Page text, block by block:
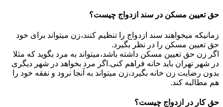
حق تعیین مسکن در سند ازدواج چیست؟
زمانیکه میخواهند سند ازدواج را تنظیم کنند،زن میتواند برای خود
حق تعیین مسکن را در نظر بگیرد.
اگر زن حق تعیین مسکن داشته باشد،میتواند به مرد بگوید که مثلا
در شهر تهران باید خانه فراهم کنی.اگر مرد بخواهد در شهر دیگری
بدون رضایت زن خانه بگیرد،زن میتواند به آنجا نرود و نفقه خود را
هم مطالبه کند.
حق کار در ازدواج چیست؟